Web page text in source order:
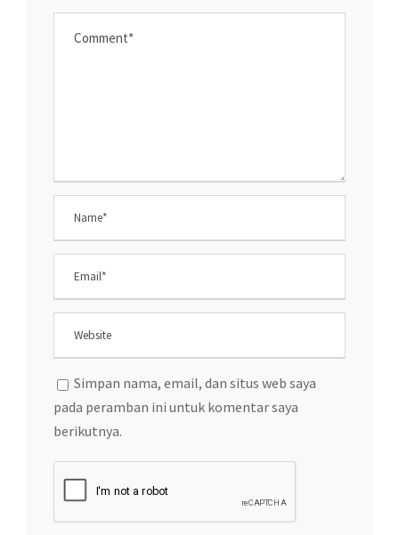
Simpan nama, email, dan situs web saya
pada peramban ini untuk komentar saya
berikutnya.